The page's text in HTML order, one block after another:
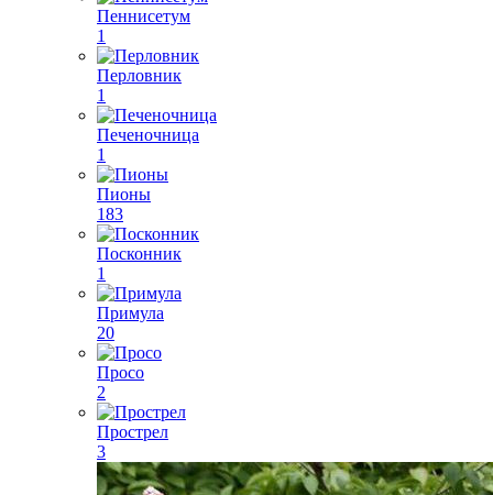
Пеннисетум
1
Перловник
1
Печеночница
1
Пионы
183
Посконник
1
Примула
20
Просо
2
Прострел
3